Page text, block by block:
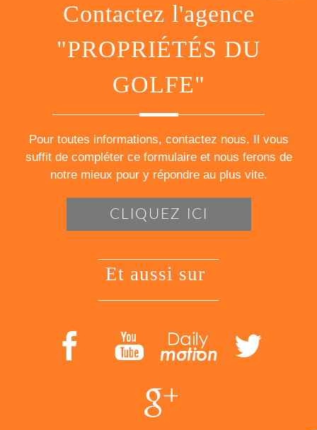
Contactez l'agence
"PROPRIÉTÉS DU
GOLFE"
Pour toutes informations, contactez nous. Il vous
suffit de compléter ce formulaire et nous ferons de
notre mieux pour y répondre au plus vite.
CLIQUEZ ICI
et aussi sur